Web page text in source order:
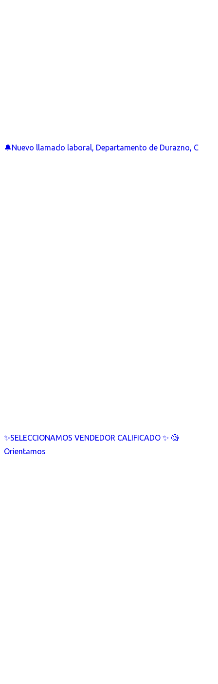
🔔Nuevo llamado laboral, Departamento de Durazno, C
✨SELECCIONAMOS VENDEDOR CALIFICADO ✨ 🧐
Orientamos